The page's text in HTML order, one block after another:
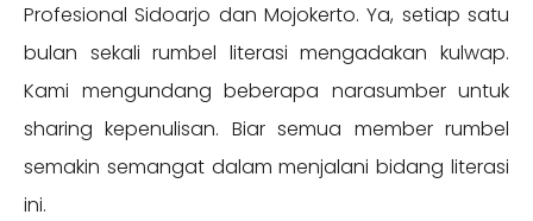
Profesional Sidoarjo dan Mojokerto. Ya, setiap satu
bulan sekali rumbel literasi mengadakan kulwap.
Kami mengundang beberapa narasumber untuk
sharing kepenulisan. Biar semua member rumbel
semakin semangat dalam menjalani bidang literasi
ini.